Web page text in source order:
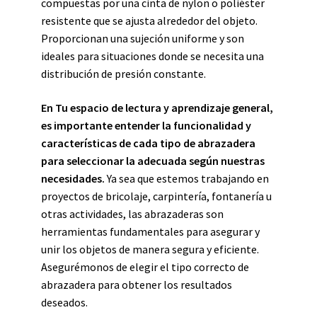
compuestas por una cinta de nylon o poliéster
resistente que se ajusta alrededor del objeto.
Proporcionan una sujeción uniforme y son
ideales para situaciones donde se necesita una
distribución de presión constante.
En Tu espacio de lectura y aprendizaje general,
es importante entender la funcionalidad y
características de cada tipo de abrazadera
para seleccionar la adecuada según nuestras
necesidades.Ya sea que estemos trabajando en
proyectos de bricolaje, carpintería, fontanería u
otras actividades, las abrazaderas son
herramientas fundamentales para asegurar y
unir los objetos de manera segura y eficiente.
Asegurémonos de elegir el tipo correcto de
abrazadera para obtener los resultados
deseados.